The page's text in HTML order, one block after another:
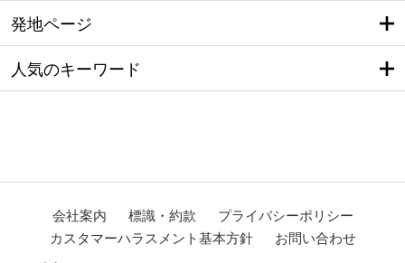
発地ページ
人気のキーワード
会社案内 標識・約款
プライバシーポリシー
カスタマーハラスメント基本方針
お問い合わせ